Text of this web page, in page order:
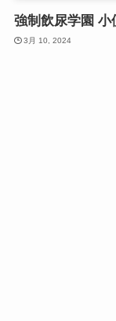
強制飲尿学園 小
3月 10, 2024